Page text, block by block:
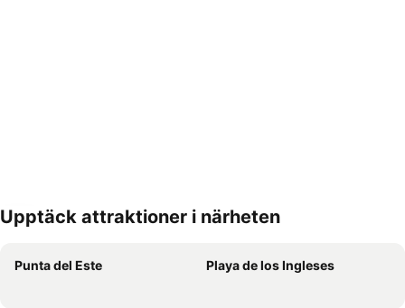
Förstora kartan
Upptäck attraktioner i närheten
Punta del Este Playa de los Ingleses